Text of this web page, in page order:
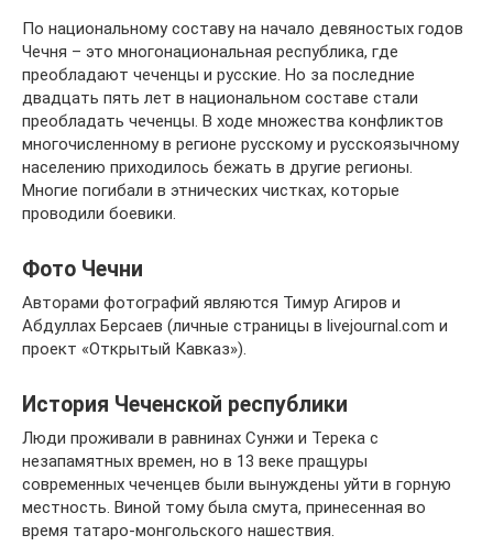
По национальному составу на начало девяностых годов
Чечня – это многонациональная республика, где
преобладают чеченцы и русские. Но за последние
двадцать пять лет в национальном составе стали
преобладать чеченцы. В ходе множества конфликтов
многочисленному в регионе русскому и русскоязычному
населению приходилось бежать в другие регионы.
Многие погибали в этнических чистках, которые
проводили боевики.
Фото Чечни
Авторами фотографий являются Тимур Агиров и
Абдуллах Берсаев (личные страницы в livejournal.com и
проект «Открытый Кавказ»).
История Чеченской республики
Люди проживали в равнинах Сунжи и Терека с
незапамятных времен, но в 13 веке пращуры
современных чеченцев были вынуждены уйти в горную
местность. Виной тому была смута, принесенная во
время татаро-монгольского нашествия.